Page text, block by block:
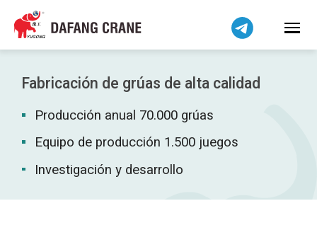
Fabricación de grúas de alta calidad
Producción anual 70.000 grúas
Equipo de producción 1.500 juegos
Investigación y desarrollo
Bahasa Indonesia
Bahasa Melayu
Tiếng Việt
简体中文
فارسی
Pilipino
اردو